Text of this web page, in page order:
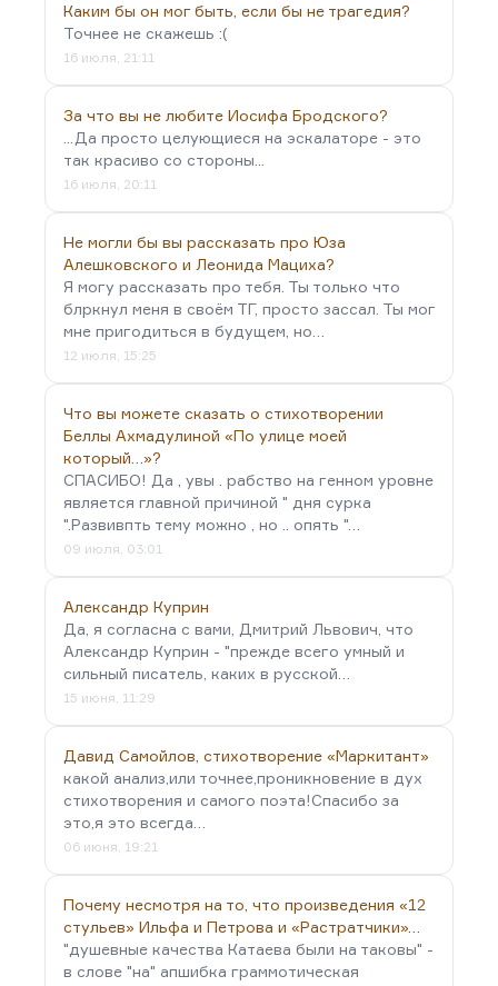
Каким бы он мог быть, если бы не трагедия?
Точнее не скажешь :(
16 июля, 21:11
За что вы не любите Иосифа Бродского?
...Да просто целующиеся на эскалаторе - это
так красиво со стороны...
16 июля, 20:11
Не могли бы вы рассказать про Юза
Алешковского и Леонида Мациха?
Я могу рассказать про тебя. Ты только что
блркнул меня в своём ТГ, просто зассал. Ты мог
мне пригодиться в будущем, но…
12 июля, 15:25
Что вы можете сказать о стихотворении
Беллы Ахмадулиной «По улице моей
который…»?
СПАСИБО! Да , увы . рабство на генном уровне
является главной причиной " дня сурка
".Развивпть тему можно , но .. опять "…
09 июля, 03:01
Александр Куприн
Да, я согласна с вами, Дмитрий Львович, что
Александр Куприн - "прежде всего умный и
сильный писатель, каких в русской…
15 июня, 11:29
Давид Самойлов, стихотворение «Маркитант»
какой анализ,или точнее,проникновение в дух
стихотворения и самого поэта!Спасибо за
это,я это всегда…
06 июня, 19:21
Почему несмотря на то, что произведения «12
стульев» Ильфа и Петрова и «Растратчики»…
"душевные качества Катаева были на таковы" -
в слове "на" апшибка граммотическая